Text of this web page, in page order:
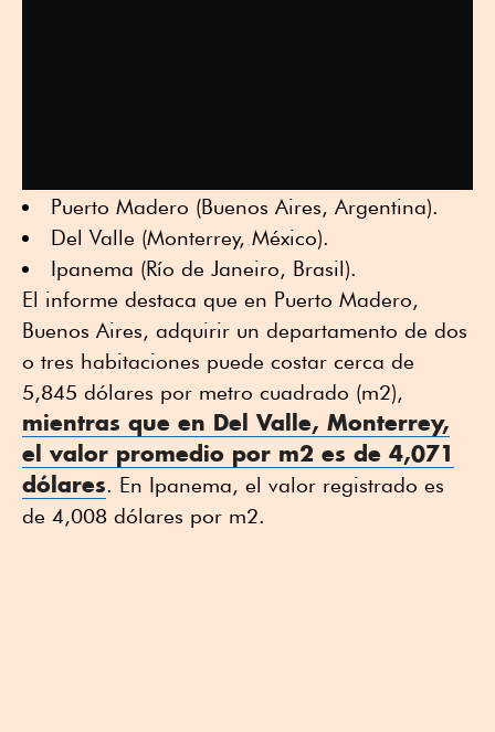
Puerto Madero (Buenos Aires, Argentina).
Del Valle (Monterrey, México).
Ipanema (Río de Janeiro, Brasil).
El informe destaca que en Puerto Madero,
Buenos Aires, adquirir un departamento de dos
o tres habitaciones puede costar cerca de
5,845 dólares por metro cuadrado (m2),
mientras que en Del Valle, Monterrey,
el valor promedio por m2 es de 4,071
dólares. En Ipanema, el valor registrado es
de 4,008 dólares por m2.